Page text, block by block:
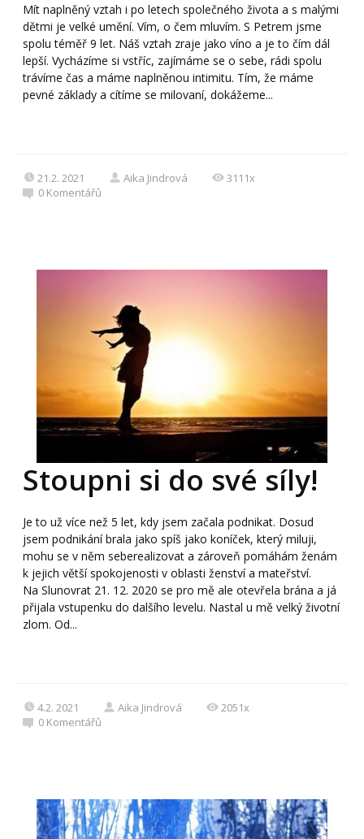
Mít naplněný vztah i po letech společného života a s malými
dětmi je velké umění. Vím, o čem mluvím. S Petrem jsme
spolu téměř 9 let. Náš vztah zraje jako víno a je to čím dál
lepší. Vycházíme si vstříc, zajímáme se o sebe, rádi spolu
trávíme čas a máme naplněnou intimitu. Tím, že máme
pevné základy a cítíme se milovaní, dokážeme...
21.2. 2021 Aika Jindrová
3111x
0 Komentářů
Stoupni si do své síly!
Je to už více než 5 let, kdy jsem začala podnikat. Dosud
jsem podnikání brala jako spíš jako koníček, který miluji,
mohu se v něm seberealizovat a zároveň pomáhám ženám
k jejich větší spokojenosti v oblasti ženství a mateřství.
Na Slunovrat 21. 12. 2020 se pro mě ale otevřela brána a já
přijala vstupenku do dalšího levelu. Nastal u mě velký životní
zlom. Od...
4.2. 2021 Aika Jindrová
2051x
0 Komentářů